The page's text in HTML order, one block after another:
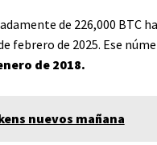
de 226,000 BTC
febrero de 2025. Ese
de 2018.
nuevos mañana